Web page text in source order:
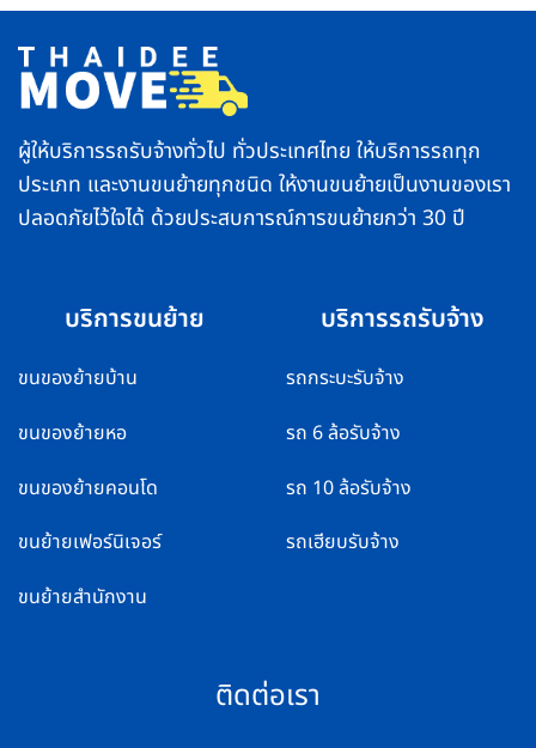
รวดเร็ว
ส่ง
ของ
ถึง
ไว
ทั่ว
ไม่
ให้
คอมเพรสเซอร์
พัง
ผู้ให้บริการรถรับจ้างทั่วไป ทั่วประเทศไทย ให้บริการรถทุก
ประเภท และงานขนย้ายทุกชนิด ให้งานขนย้ายเป็นงานของเรา
ปลอดภัยไว้ใจได้ ด้วยประสบการณ์การขนย้ายกว่า 30 ปี
บริการขนย้าย
ขนของย้ายบ้าน
ขนของย้ายหอ
ขนของย้ายคอนโด
ขนย้ายเฟอร์นิเจอร์
ขนย้ายสำนักงาน
บริการรถรับจ้าง
รถกระบะรับจ้าง
รถ 6 ล้อรับจ้าง
รถ 10 ล้อรับจ้าง
รถเฮียบรับจ้าง
ติดต่อเรา